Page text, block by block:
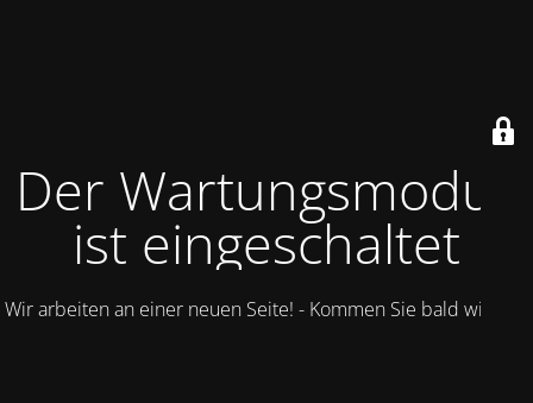
Der Wartungsmodus
ist eingeschaltet
Wir arbeiten an einer neuen Seite! - Kommen Sie bald wieder.